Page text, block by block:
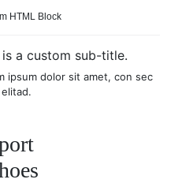
HTML Block
is a custom sub-title.
ipsum dolor sit amet, con sec